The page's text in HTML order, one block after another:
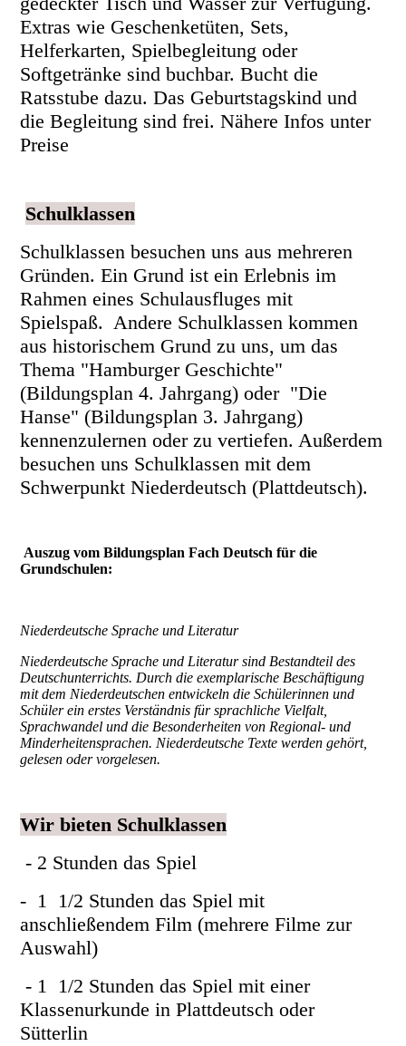
Extras wie Geschenketüten, Sets,
Helferkarten, Spielbegleitung oder
Softgetränke sind buchbar. Bucht die
Ratsstube dazu. Das Geburtstagskind und
die Begleitung sind frei. Nähere Infos unter
Preise
Schulklassen
Schulklassen besuchen uns aus mehreren
Gründen. Ein Grund ist ein Erlebnis im
Rahmen eines Schulausfluges mit
Spielspaß. Andere Schulklassen kommen
aus historischem Grund zu uns, um das
Thema "Hamburger Geschichte"
(Bildungsplan 4. Jahrgang) oder "Die
Hanse" (Bildungsplan 3. Jahrgang)
kennenzulernen oder zu vertiefen. Außerdem
besuchen uns Schulklassen mit dem
Schwerpunkt Niederdeutsch (Plattdeutsch).
Auszug vom Bildungsplan Fach Deutsch für die
Grundschulen:
Niederdeutsche Sprache und Literatur
Niederdeutsche Sprache und Literatur sind Bestandteil des
Deutschunterrichts. Durch die exemplarische Beschäftigung
mit dem Niederdeutschen entwickeln die Schülerinnen und
Schüler ein erstes Verständnis für sprachliche Vielfalt,
Sprachwandel und die Besonderheiten von Regional- und
Minderheitensprachen. Niederdeutsche Texte werden gehört,
gelesen oder vorgelesen.
Wir bieten Schulklassen
- 2 Stunden das Spiel
- 1 1/2 Stunden das Spiel mit
anschließendem Film (mehrere Filme zur
Auswahl)
- 1 1/2 Stunden das Spiel mit einer
Klassenurkunde in Plattdeutsch oder
Sütterlin